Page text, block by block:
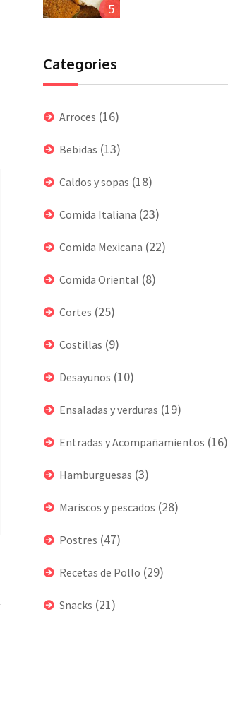
5
Categories
Arroces (16)
Bebidas (13)
Caldos y sopas (18)
Comida Italiana (23)
Comida Mexicana (22)
Comida Oriental (8)
Cortes (25)
Costillas (9)
Desayunos (10)
Ensaladas y verduras (19)
Entradas y Acompañamientos (16)
Hamburguesas (3)
Mariscos y pescados (28)
Postres (47)
Recetas de Pollo (29)
Snacks (21)